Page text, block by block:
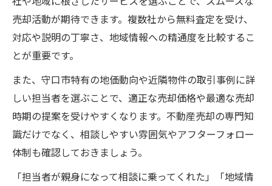
売却活動が期待できます。複数社から無料査定を受け、
対応や説明の丁寧さ、地域情報への精通度を比較するこ
とが重要です。
また、守口市特有の地価動向や近隣物件の取引事例に詳
しい担当者を選ぶことで、適正な売却価格や最適な売却
時期の提案を受けやすくなります。不動産売却の専門知
識だけでなく、相談しやすい雰囲気やアフターフォロー
体制も確認しておきましょう。
「担当者が親身になって相談に乗ってくれた」「地域情